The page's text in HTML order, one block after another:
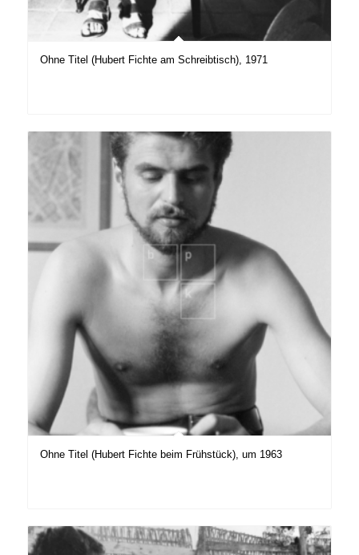
Ohne Titel (Hubert Fichte am Schreibtisch), 1971
Ohne Titel (Hubert Fichte beim Frühstück), um 1963